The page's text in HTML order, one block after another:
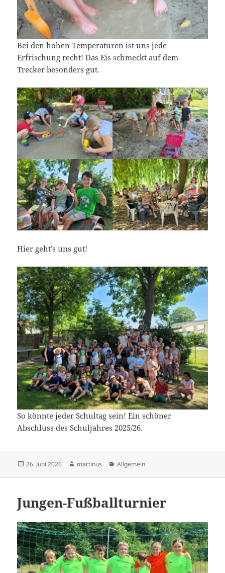
Bei den hohen Temperaturen ist uns jede
Erfrischung recht! Das Eis schmeckt auf dem
Trecker besonders gut.
´Hier geht’s uns gut!
So könnte jeder Schultag sein! Ein schöner
Abschluss des Schuljahres 2025/26.
Veröffentlicht
26. Juni 2026 Autor
martinus Kategorien
Allgemein
Jungen-Fußballturnier